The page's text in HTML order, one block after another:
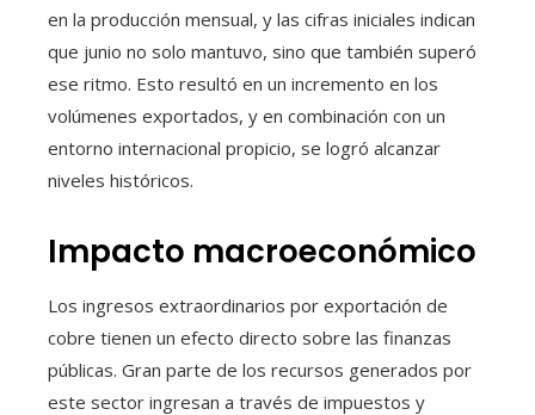
en la producción mensual, y las cifras iniciales indican
que junio no solo mantuvo, sino que también superó
ese ritmo. Esto resultó en un incremento en los
volúmenes exportados, y en combinación con un
entorno internacional propicio, se logró alcanzar
niveles históricos.
Impacto macroeconómico
Los ingresos extraordinarios por exportación de
cobre tienen un efecto directo sobre las finanzas
públicas. Gran parte de los recursos generados por
este sector ingresan a través de impuestos y